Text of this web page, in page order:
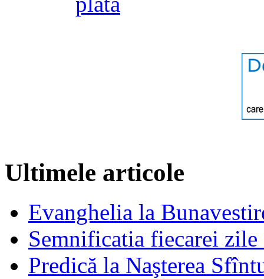
Ultimele articole
Evanghelia la
Semnificatia fiecarei
Predică la Naşterea